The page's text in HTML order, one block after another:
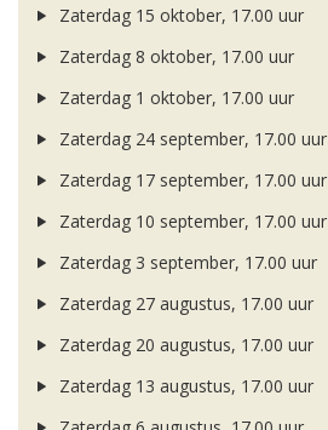
Zaterdag 15 oktober, 17.00 uur
Zaterdag 8 oktober, 17.00 uur
Zaterdag 1 oktober, 17.00 uur
Zaterdag 24 september, 17.00 uur
Zaterdag 17 september, 17.00 uur
Zaterdag 10 september, 17.00 uur
Zaterdag 3 september, 17.00 uur
Zaterdag 27 augustus, 17.00 uur
Zaterdag 20 augustus, 17.00 uur
Zaterdag 13 augustus, 17.00 uur